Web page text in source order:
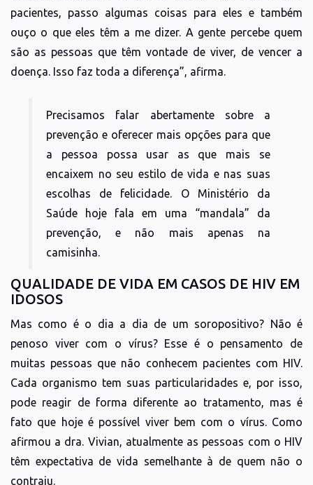
pacientes, passo algumas coisas para eles e também
ouço o que eles têm a me dizer. A gente percebe quem
são as pessoas que têm vontade de viver, de vencer a
doença. Isso faz toda a diferença”, afirma.
Precisamos falar abertamente sobre a
prevenção e oferecer mais opções para que
a pessoa possa usar as que mais se
encaixem no seu estilo de vida e nas suas
escolhas de felicidade. O Ministério da
Saúde hoje fala em uma “mandala” da
prevenção, e não mais apenas na
camisinha.
QUALIDADE DE VIDA EM CASOS DE HIV EM
IDOSOS
Mas como é o dia a dia de um soropositivo? Não é
penoso viver com o vírus? Esse é o pensamento de
muitas pessoas que não conhecem pacientes com HIV.
Cada organismo tem suas particularidades e, por isso,
pode reagir de forma diferente ao tratamento, mas é
fato que hoje é possível viver bem com o vírus. Como
afirmou a dra. Vivian, atualmente as pessoas com o HIV
têm expectativa de vida semelhante à de quem não o
contraiu.